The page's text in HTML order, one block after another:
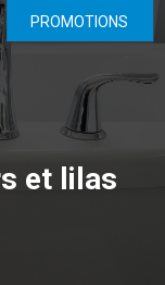
et lilas
PROMOTIONS